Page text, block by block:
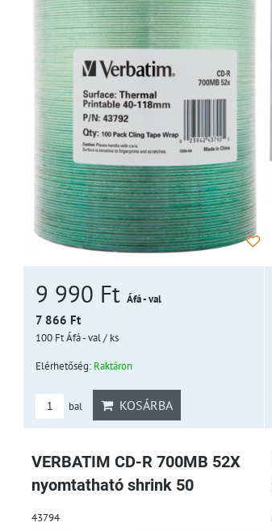
9 990 Ft Áfá - val
7 866 Ft
100 FtÁfá - val/ ks
Elérhetőség: Raktáron
bal KOSÁRBA
VERBATIM CD-R 700MB 52X
nyomtatható shrink 50
43794